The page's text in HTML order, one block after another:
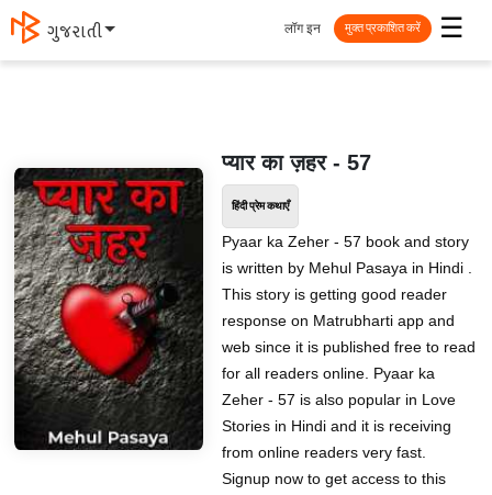
मराठी ☰
लॉग इन मुक्त प्रकाशित करें
प्यार का ज़हर - 57
हिंदी प्रेम कथाएँ
Pyaar ka Zeher - 57 book and story
is written by Mehul Pasaya in Hindi .
This story is getting good reader
response on Matrubharti app and
web since it is published free to read
for all readers online. Pyaar ka
Zeher - 57 is also popular in Love
Stories in Hindi and it is receiving
from online readers very fast.
Signup now to get access to this